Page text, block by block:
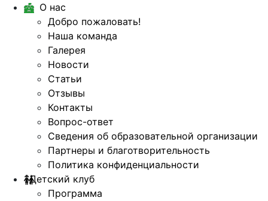
О нас
Добро пожаловать!
Наша команда
Галерея
Новости
Статьи
Отзывы
Контакты
Вопрос-ответ
Сведения об образовательной организации
Партнеры и благотворительность
Политика конфиденциальности
Детский клуб
Программа